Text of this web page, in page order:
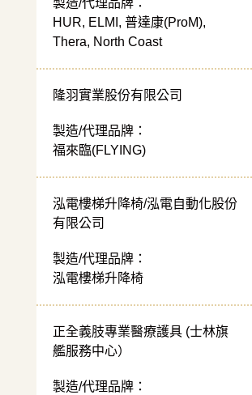
製造/代理品牌：
HUR, ELMI, 普達康(ProM),
Thera, North Coast
隆羽實業股份有限公司
製造/代理品牌：
福來臨(FLYING)
泓電樓梯升降椅/泓電自動化股份
有限公司
製造/代理品牌：
泓電樓梯升降椅
正全義肢專業醫療護具 (士林旗
艦服務中心）
製造/代理品牌：